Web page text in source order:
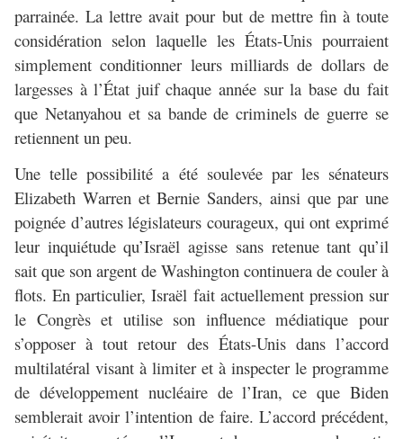
parrainée. La lettre avait pour but de mettre fin à toute
considération selon laquelle les États-Unis pourraient
simplement conditionner leurs milliards de dollars de
largesses à l’État juif chaque année sur la base du fait
que Netanyahou et sa bande de criminels de guerre se
retiennent un peu.
Une telle possibilité a été soulevée par les sénateurs
Elizabeth Warren et Bernie Sanders, ainsi que par une
poignée d’autres législateurs courageux, qui ont exprimé
leur inquiétude qu’Israël agisse sans retenue tant qu’il
sait que son argent de Washington continuera de couler à
flots. En particulier, Israël fait actuellement pression sur
le Congrès et utilise son influence médiatique pour
s’opposer à tout retour des États-Unis dans l’accord
multilatéral visant à limiter et à inspecter le programme
de développement nucléaire de l’Iran, ce que Biden
semblerait avoir l’intention de faire. L’accord précédent,